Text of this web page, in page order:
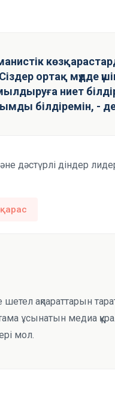
ортақ мүдде
ниет
білдіремін, -
дәстүрлі діндер
шетел ақпараттарын
ұсынатын медиа
мол.